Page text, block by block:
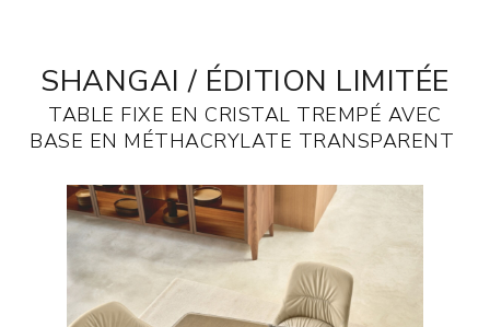
SHANGAI / ÉDITION LIMITÉE
TABLE FIXE EN CRISTAL TREMPÉ AVEC
BASE EN MÉTHACRYLATE TRANSPARENT